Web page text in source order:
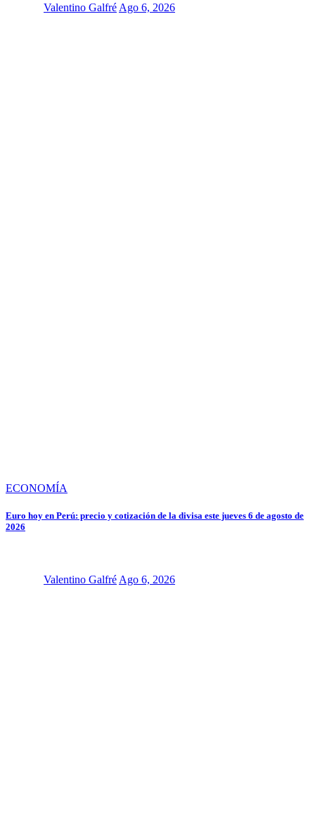
Valentino Galfré Ago 6, 2026
ECONOMÍA
Euro hoy en Perú: precio y cotización de la divisa este jueves 6 de agosto de
2026
Valentino Galfré Ago 6, 2026